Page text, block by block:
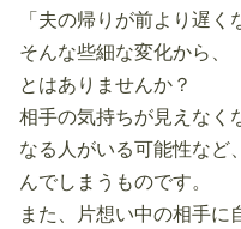
「夫の帰りが前より遅く
そんな些細な変化から、
とはありませんか？
相手の気持ちが見えなく
なる人がいる可能性など
んでしまうものです。
また、片想い中の相手に